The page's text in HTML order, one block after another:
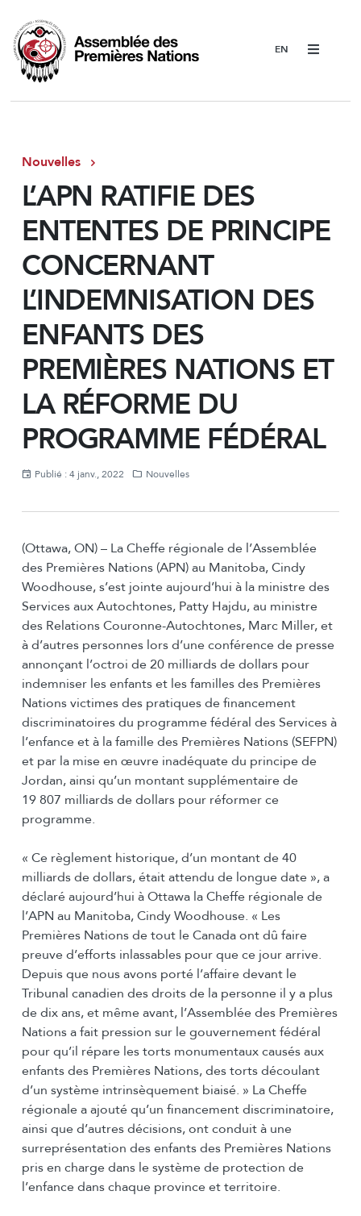
Menu
Nouvelles
L’APN RATIFIE DES
ENTENTES DE PRINCIPE
CONCERNANT
L’INDEMNISATION DES
ENFANTS DES
PREMIÈRES NATIONS ET
LA RÉFORME DU
PROGRAMME FÉDÉRAL
Publié : 4 janv., 2022 Nouvelles
(Ottawa, ON) – La Cheffe régionale de l’Assemblée
des Premières Nations (APN) au Manitoba, Cindy
Woodhouse, s’est jointe aujourd’hui à la ministre des
Services aux Autochtones, Patty Hajdu, au ministre
des Relations Couronne-Autochtones, Marc Miller, et
à d’autres personnes lors d’une conférence de presse
annonçant l’octroi de 20 milliards de dollars pour
indemniser les enfants et les familles des Premières
Nations victimes des pratiques de financement
discriminatoires du programme fédéral des Services à
l’enfance et à la famille des Premières Nations (SEFPN)
et par la mise en œuvre inadéquate du principe de
Jordan, ainsi qu’un montant supplémentaire de
19 807 milliards de dollars pour réformer ce
programme.
« Ce règlement historique, d’un montant de 40
milliards de dollars, était attendu de longue date », a
déclaré aujourd’hui à Ottawa la Cheffe régionale de
l’APN au Manitoba, Cindy Woodhouse. « Les
Premières Nations de tout le Canada ont dû faire
preuve d’efforts inlassables pour que ce jour arrive.
Depuis que nous avons porté l’affaire devant le
Tribunal canadien des droits de la personne il y a plus
de dix ans, et même avant, l’Assemblée des Premières
Nations a fait pression sur le gouvernement fédéral
pour qu’il répare les torts monumentaux causés aux
enfants des Premières Nations, des torts découlant
d’un système intrinsèquement biaisé. » La Cheffe
régionale a ajouté qu’un financement discriminatoire,
ainsi que d’autres décisions, ont conduit à une
surreprésentation des enfants des Premières Nations
pris en charge dans le système de protection de
l’enfance dans chaque province et territoire.